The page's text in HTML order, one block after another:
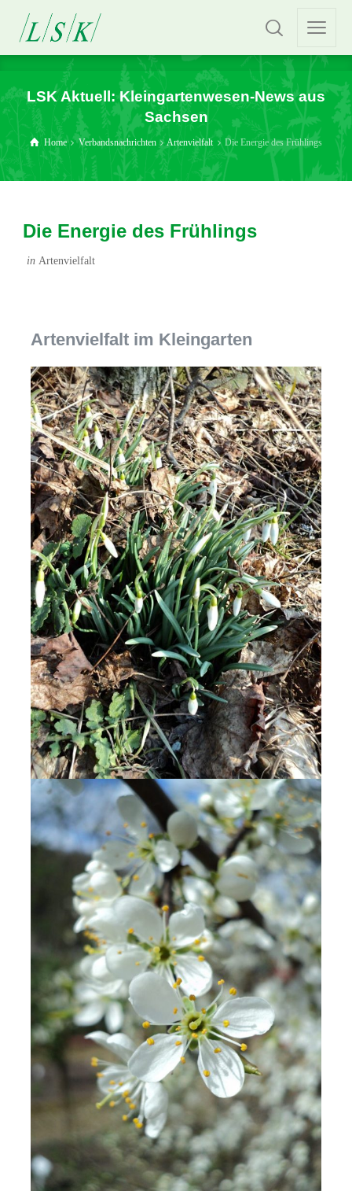
LSK Aktuell: Kleingartenwesen-News aus
Sachsen
Home Verbandsnachrichten Artenvielfalt Die Energie des Frühlings
Die Energie des Frühlings
in Artenvielfalt
Artenvielfalt im Kleingarten